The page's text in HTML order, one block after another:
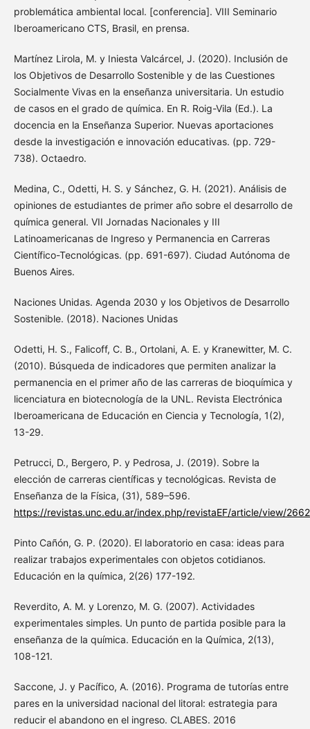
problemática ambiental local. [conferencia]. VIII Seminario
Iberoamericano CTS, Brasil, en prensa.
Martínez Lirola, M. y Iniesta Valcárcel, J. (2020). Inclusión de
los Objetivos de Desarrollo Sostenible y de las Cuestiones
Socialmente Vivas en la enseñanza universitaria. Un estudio
de casos en el grado de química. En R. Roig-Vila (Ed.). La
docencia en la Enseñanza Superior. Nuevas aportaciones
desde la investigación e innovación educativas. (pp. 729-
738). Octaedro.
Medina, C., Odetti, H. S. y Sánchez, G. H. (2021). Análisis de
opiniones de estudiantes de primer año sobre el desarrollo de
química general. VII Jornadas Nacionales y III
Latinoamericanas de Ingreso y Permanencia en Carreras
Científico-Tecnológicas. (pp. 691-697). Ciudad Autónoma de
Buenos Aires.
Naciones Unidas. Agenda 2030 y los Objetivos de Desarrollo
Sostenible. (2018). Naciones Unidas
Odetti, H. S., Falicoff, C. B., Ortolani, A. E. y Kranewitter, M. C.
(2010). Búsqueda de indicadores que permiten analizar la
permanencia en el primer año de las carreras de bioquímica y
licenciatura en biotecnología de la UNL. Revista Electrónica
Iberoamericana de Educación en Ciencia y Tecnología, 1(2),
13-29.
Petrucci, D., Bergero, P. y Pedrosa, J. (2019). Sobre la
elección de carreras científicas y tecnológicas. Revista de
Enseñanza de la Física, (31), 589–596.
https://revistas.unc.edu.ar/index.php/revistaEF/article/view/
Pinto Cañón, G. P. (2020). El laboratorio en casa: ideas para
realizar trabajos experimentales con objetos cotidianos.
Educación en la química, 2(26) 177-192.
Reverdito, A. M. y Lorenzo, M. G. (2007). Actividades
experimentales simples. Un punto de partida posible para la
enseñanza de la química. Educación en la Química, 2(13),
108-121.
Saccone, J. y Pacífico, A. (2016). Programa de tutorías entre
pares en la universidad nacional del litoral: estrategia para
reducir el abandono en el ingreso. CLABES. 2016